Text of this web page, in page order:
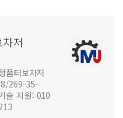
저
품터보차저
269-35-
술 지원: 010